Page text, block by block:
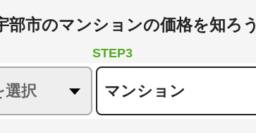
部市のマンションの価格を知ろう
STEP3